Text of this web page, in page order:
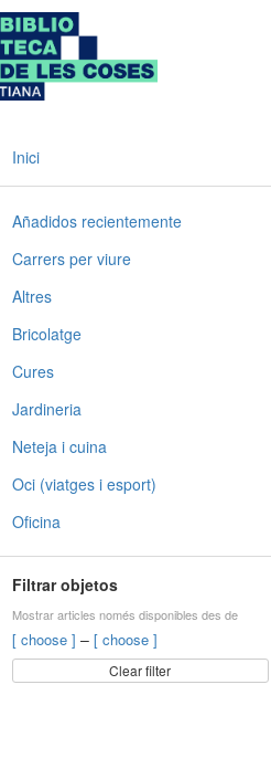
Inici
Añadidos recientemente
Carrers per viure
Altres
Bricolatge
Cures
Jardineria
Neteja i cuina
Oci (viatges i esport)
Oficina
Filtrar objetos
Mostrar articles només disponibles des de
[ choose ] – [ choose ]
Clear filter